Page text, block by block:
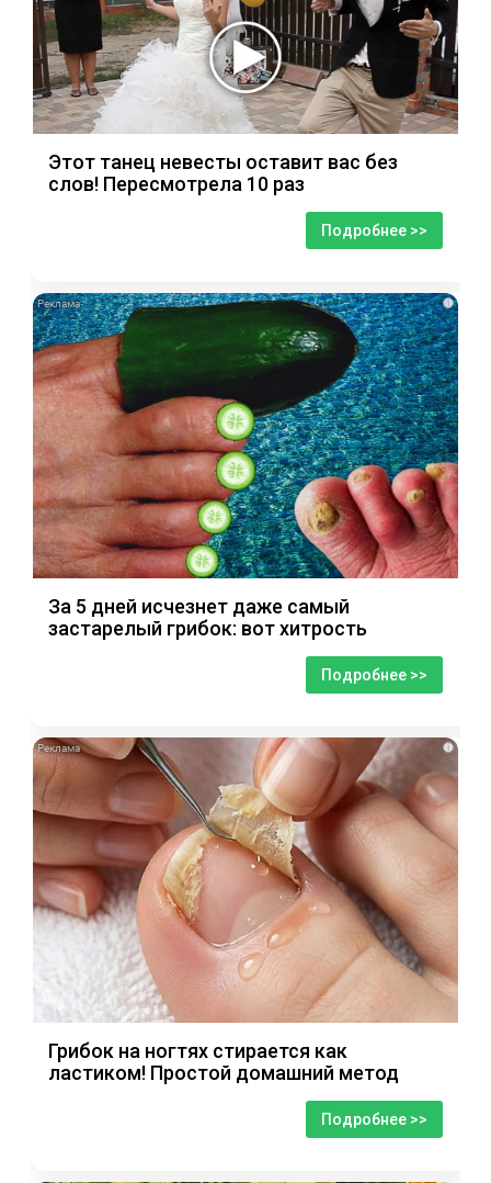
Этот танец невесты оставит вас без
слов! Пересмотрела 10 раз
Подробнее >>
i
За 5 дней исчезнет даже самый
застарелый грибок: вот хитрость
Подробнее >>
i
Грибок на ногтях стирается как
ластиком! Простой домашний метод
Подробнее >>